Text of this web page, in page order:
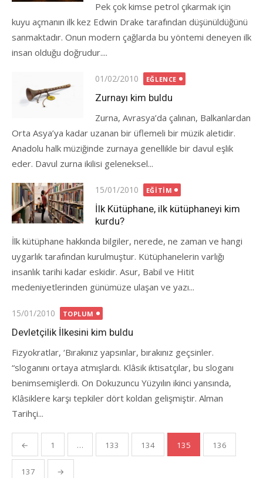
Pek çok kimse petrol çıkarmak için
kuyu açmanın ilk kez Edwin Drake tarafından düşünüldüğünü
sanmaktadır. Onun modern çağlarda bu yöntemi deneyen ilk
insan olduğu doğrudur....
Posted
on
01/02/2010 EĞLENCE
Zurnayı kim buldu
Zurna, Avrasya’da çalınan, Balkanlardan
Orta Asya’ya kadar uzanan bir üflemeli bir müzik aletidir.
Anadolu halk müziğinde zurnaya genellikle bir davul eşlik
eder. Davul zurna ikilisi geleneksel...
Posted
on
15/01/2010 EĞITIM
İlk Kütüphane, ilk kütüphaneyi kim
kurdu?
İlk kütüphane hakkında bilgiler, nerede, ne zaman ve hangi
uygarlık tarafından kurulmuştur. Kütüphanelerin varlığı
insanlık tarihi kadar eskidir. Asur, Babil ve Hitit
medeniyetlerinden günümüze ulaşan ve yazı...
Posted
on
15/01/2010 TOPLUM
Devletçilik İlkesini kim buldu
Fizyokratlar, ‘Bırakınız yapsınlar, bırakınız geçsinler.
“sloganını ortaya atmışlardı. Klâsik iktisatçılar, bu sloganı
benimsemişlerdi. On Dokuzuncu Yüzyılın ikinci yansında,
Klâsiklere karşı tepkiler dört koldan gelişmiştir. Alman
Tarihçi...
Yazı
gezinmesi
← 1 … 133 134 135 136
137 →